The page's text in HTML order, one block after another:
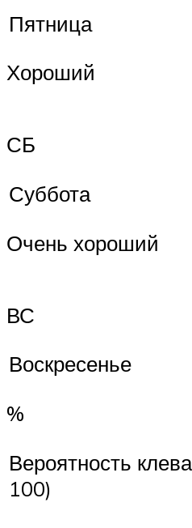
Пятница
Хороший
СБ
Суббота
Очень хороший
ВС
Воскресенье
%
Вероятность
100)